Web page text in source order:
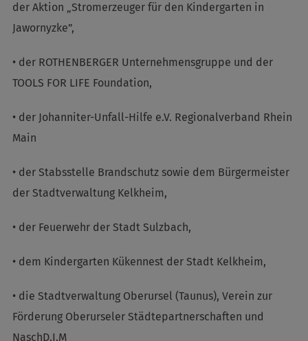
der Aktion „Stromerzeuger für den Kindergarten in
Jawornyzke”,
• der ROTHENBERGER Unternehmensgruppe und der
TOOLS FOR LIFE Foundation,
• der Johanniter-Unfall-Hilfe e.V. Regionalverband Rhein
Main
• der Stabsstelle Brandschutz sowie dem Bürgermeister
der Stadtverwaltung Kelkheim,
• der Feuerwehr der Stadt Sulzbach,
• dem Kindergarten Kükennest der Stadt Kelkheim,
• die Stadtverwaltung Oberursel (Taunus), Verein zur
Förderung Oberurseler Städtepartnerschaften und
NaschD.I.M